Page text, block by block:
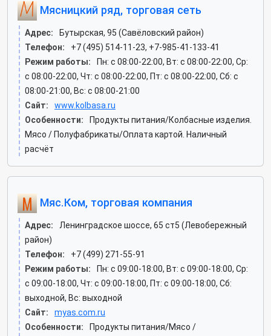
Мясницкий ряд, торговая сеть
Адрес:
Бутырская, 95 (Савёловский район)
Телефон:
+7 (495) 514-11-23, +7-985-41-133-41
Режим работы:
Пн: c 08:00-22:00, Вт: c 08:00-22:00, Ср:
c 08:00-22:00, Чт: c 08:00-22:00, Пт: c 08:00-22:00, Сб: c
08:00-21:00, Вс: c 08:00-21:00
Сайт:
www.kolbasa.ru
Особенности:
Продукты питания/Колбасные изделия.
Мясо / Полуфабрикаты/Оплата картой. Наличный
расчёт
Мяс.Ком, торговая компания
Адрес:
Ленинградское шоссе, 65 ст5 (Левобережный
район)
Телефон:
+7 (499) 271-55-91
Режим работы:
Пн: c 09:00-18:00, Вт: c 09:00-18:00, Ср:
c 09:00-18:00, Чт: c 09:00-18:00, Пт: c 09:00-18:00, Сб:
выходной, Вс: выходной
Сайт:
myas.com.ru
Особенности:
Продукты питания/Мясо /